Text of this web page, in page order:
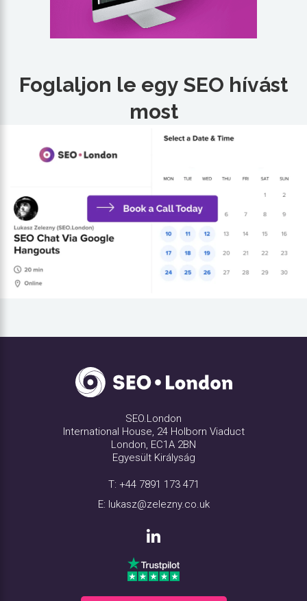
Foglaljon le egy SEO hívást
most
SEO.London
International House, 24 Holborn Viaduct
London, EC1A 2BN
Egyesült Királyság
T: +44 7891 173 471
E: lukasz@zelezny.co.uk